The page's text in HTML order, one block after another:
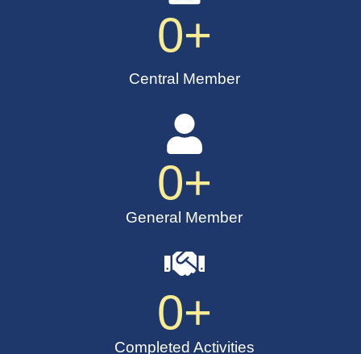
Central Member
0+
General Member
0+
Completed Activities
0+